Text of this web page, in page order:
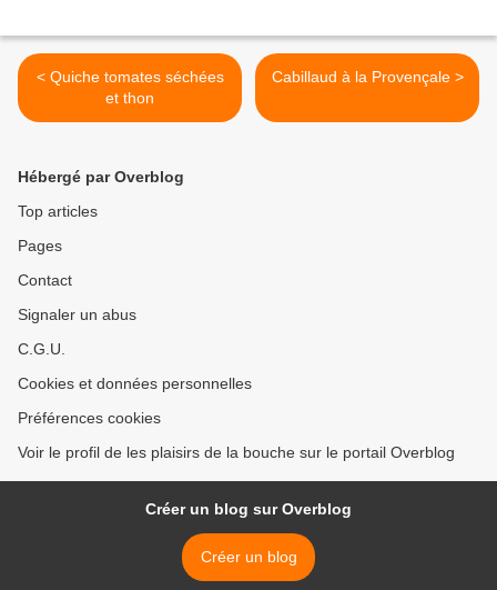
< Quiche tomates séchées
et thon
Cabillaud à la Provençale >
Hébergé par Overblog
Top articles
Pages
Contact
Signaler un abus
C.G.U.
Cookies et données personnelles
Préférences cookies
Voir le profil de les plaisirs de la bouche sur le portail Overblog
Créer un blog sur Overblog
Créer un blog